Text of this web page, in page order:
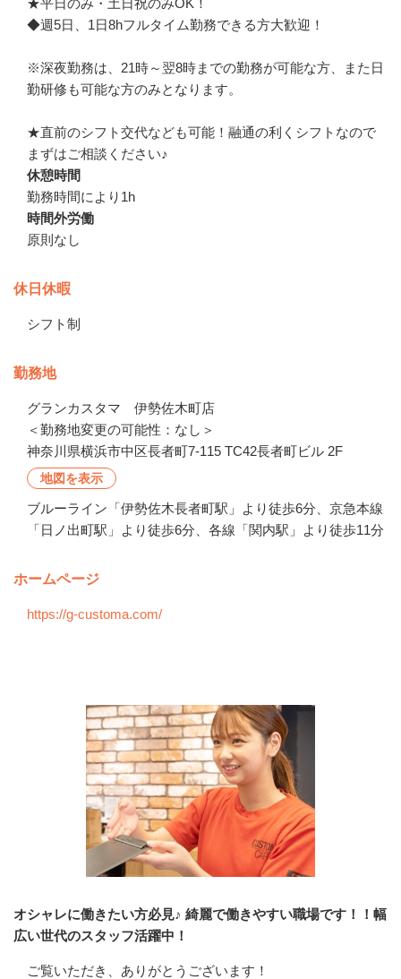
◆週5日、1日8hフルタイム勤務できる方大歓迎！
※深夜勤務は、21時～翌8時までの勤務が可能な方、また日
勤研修も可能な方のみとなります。
★直前のシフト交代なども可能！融通の利くシフトなので
まずはご相談ください♪
休憩時間
勤務時間により1h
時間外労働
原則なし
休日休暇
シフト制
勤務地
グランカスタマ　伊勢佐木町店
＜勤務地変更の可能性：なし＞
神奈川県横浜市中区長者町7-115 TC42長者町ビル 2F
地図を表示
ブルーライン「伊勢佐木長者町駅」より徒歩6分、京急本線
「日ノ出町駅」より徒歩6分、各線「関内駅」より徒歩11分
ホームページ
https://g-customa.com/
オシャレに働きたい方必見♪ 綺麗で働きやすい職場です！！幅
広い世代のスタッフ活躍中！
ご覧いただき、ありがとうございます！